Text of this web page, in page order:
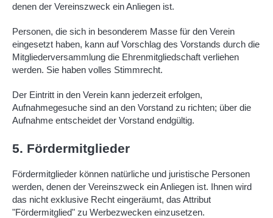
denen der Vereinszweck ein Anliegen ist.
Personen, die sich in besonderem Masse für den Verein
eingesetzt haben, kann auf Vorschlag des Vorstands durch die
Mitgliederversammlung die Ehrenmitgliedschaft verliehen
werden. Sie haben volles Stimmrecht.
Der Eintritt in den Verein kann jederzeit erfolgen,
Aufnahmegesuche sind an den Vorstand zu richten; über die
Aufnahme entscheidet der Vorstand endgültig.
5. Fördermitglieder
Fördermitglieder können natürliche und juristische Personen
werden, denen der Vereinszweck ein Anliegen ist. Ihnen wird
das nicht exklusive Recht eingeräumt, das Attribut
"Fördermitglied" zu Werbezwecken einzusetzen.